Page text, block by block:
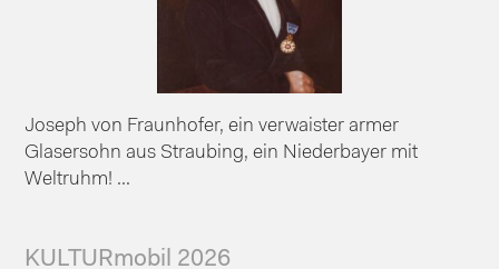
Joseph von Fraunhofer, ein verwaister armer
Glasersohn aus Straubing, ein Niederbayer mit
Weltruhm! ...
KULTURmobil 2026